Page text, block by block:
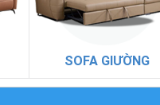
SOFA GIƯỜNG